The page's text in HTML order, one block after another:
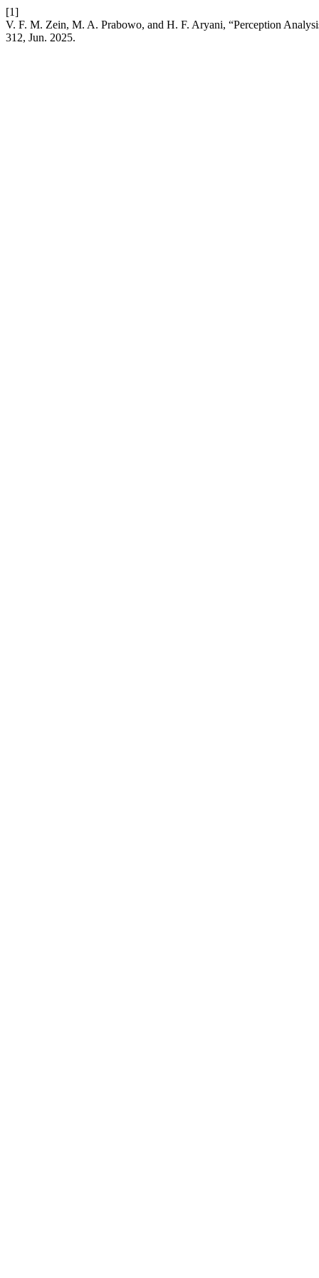
[1]
V. F. M. Zein, M. A. Prabowo, and H. F. Aryani, “Perception
312, Jun. 2025.